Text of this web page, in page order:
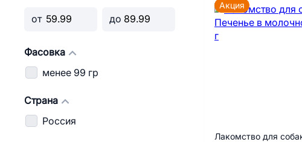
от до
Фасовка
менее 99 гр
Страна
Россия
Лакомство для
Акция